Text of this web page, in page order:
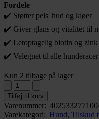
Fordele
✔️ Støtter pels, hud og kløer
✔️ Giver glans og vitalitet til
✔️ Letoptagelig biotin og zink
✔️ Velegnet til alle hunderacer
Kun 2 tilbage på lager
Tilføj til kurv
Varenummer:
Varekategori: Hund, Tilskud